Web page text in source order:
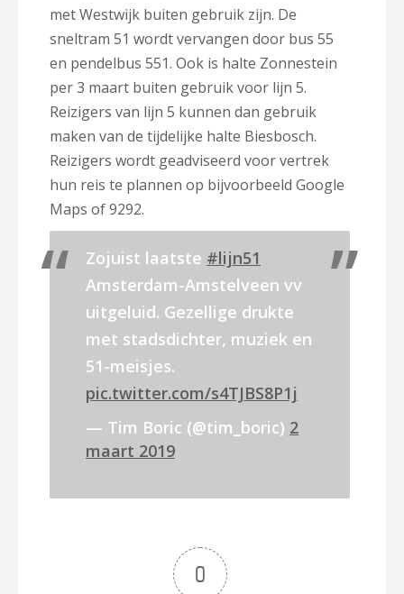
met Westwijk buiten gebruik zijn. De
sneltram 51 wordt vervangen door bus 55
en pendelbus 551. Ook is halte Zonnestein
per 3 maart buiten gebruik voor lijn 5.
Reizigers van lijn 5 kunnen dan gebruik
maken van de tijdelijke halte Biesbosch.
Reizigers wordt geadviseerd voor vertrek
hun reis te plannen op bijvoorbeeld Google
Maps of 9292.
Zojuist laatste #lijn51
Amsterdam-Amstelveen vv
uitgeluid. Gezellige drukte
met stadsdichter, muziek en
51-meisjes.
pic.twitter.com/s4TJBS8P1j
— Tim Boric (@tim_boric) 2
maart 2019
0